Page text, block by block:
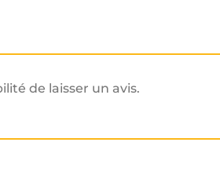
de laisser un avis.